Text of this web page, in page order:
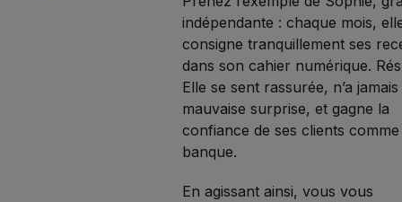
indépendante : chaque mois,
consigne tranquillement ses
dans son cahier numérique.
Elle se sent rassurée, n’a
mauvaise surprise, et gagne la
confiance de ses clients
banque.
En agissant ainsi, vous vous